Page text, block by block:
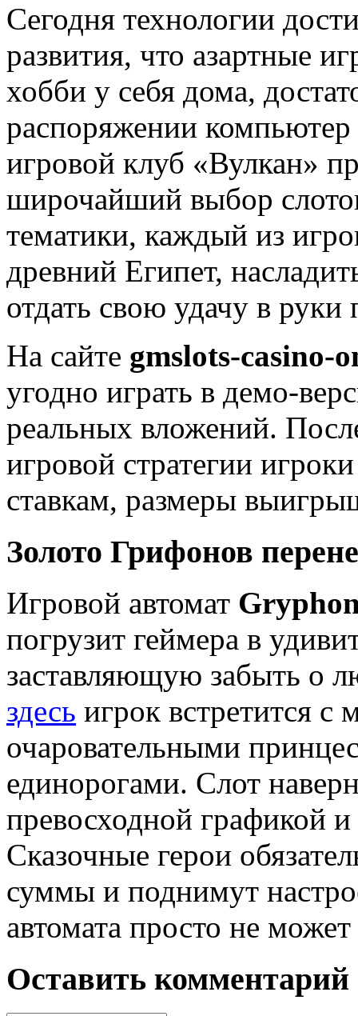
Сегодня технологии
развития, что азартные
хобби у себя дома,
распоряжении
игровой клуб «Вулкан»
широчайший выбор
тематики, каждый из
древний Египет,
отдать свою удачу в руки
На сайте gmslots-casino-
угодно играть в демо-
реальных вложений.
игровой стратегии
ставкам, размеры
Золото Грифонов
Игровой автомат
погрузит геймера в
заставляющую забыть о
здесь игрок встретится
очаровательными
единорогами. Слот
превосходной графикой
Сказочные герои
суммы и поднимут
автомата просто не
Оставить комментарий